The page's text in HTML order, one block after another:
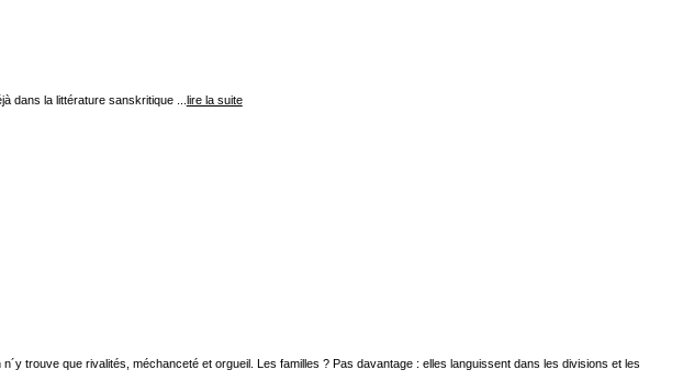
dans la littérature sanskritique ... lire la suite
trouve que rivalités, méchanceté et orgueil. Les familles ? Pas davantage : elles languissent dans les divisions et les